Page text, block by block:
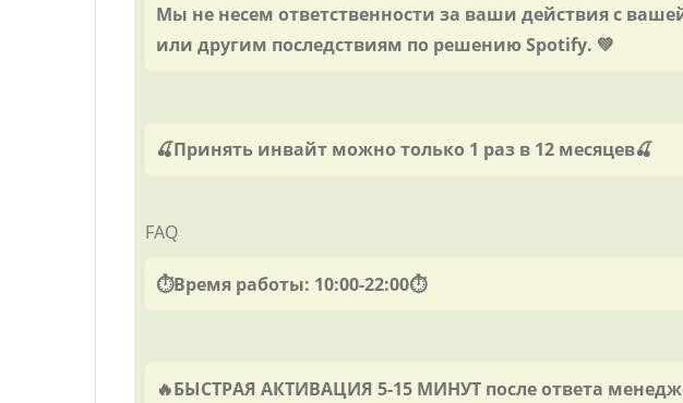
Мы не несем ответственности за ваши действия с
или другим последствиям по решению Spotify. 💚
🍒Принять инвайт можно только 1 раз в 12 месяцев🍒
FAQ
⏱️Время работы: 10:00-22:00⏱️
🔥БЫСТРАЯ АКТИВАЦИЯ 5-15 МИНУТ после ответа